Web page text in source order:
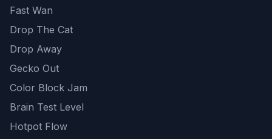
Fast Wan
Drop The Cat
Drop Away
Gecko Out
Color Block Jam
Brain Test Level
Hotpot Flow